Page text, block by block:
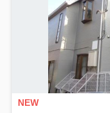
NEW